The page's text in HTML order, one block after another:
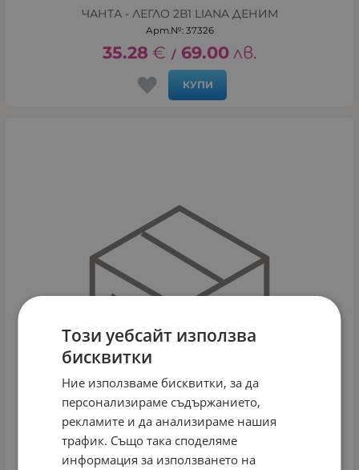
ЧАНТА - ЛЕГЛО 2В1 LIANA ДЕНИМ
Арт.№: 37326
35.28 € / 69.00 лв.
КУПИ
Този уебсайт използва
бисквитки
Ние използваме бисквитки, за да
персонализираме съдържанието,
рекламите и да анализираме нашия
трафик. Също така споделяме
информация за използването на